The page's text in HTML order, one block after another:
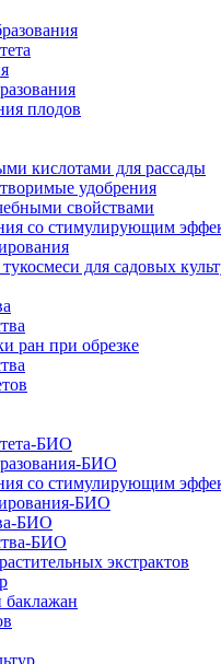
плодов
кислотами для рассады
удобрения
свойствами
со стимулирующим
для садовых
ран при обрезке
БИО
БИО
со стимулирующим
БИО
БИО
БИО
экстрактов
баклажан